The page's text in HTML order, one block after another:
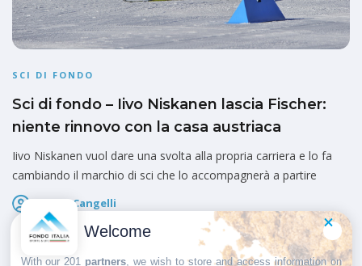
SCI DI FONDO
Sci di fondo – Iivo Niskanen lascia Fischer:
niente rinnovo con la casa austriaca
Iivo Niskanen vuol dare una svolta alla propria carriera e lo fa
cambiando il marchio di sci che lo accompagnerà a partire
Marco Cangelli
Pubblicato il
Welcome
With our 201 partners , we wish to store and access information on